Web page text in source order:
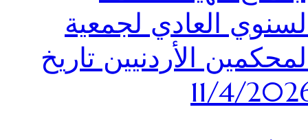
العادي لجمعية
الأردنيين تاريخ
11/4/